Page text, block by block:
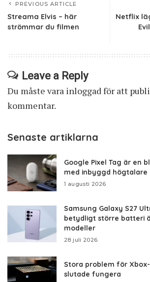
PREVIOUS ARTICLE
Streama Elvis – här
strömmar du filmen
Netflix
Leave a Reply
Du måste vara inloggadför att
kommentar.
Senaste artiklarna
Google Pixel Tag är en
med inbyggd högtalare
1 augusti 2026
Samsung Galaxy S27
betydligt större batteri
modeller
28 juli 2026
Stora problem för
slutade fungera